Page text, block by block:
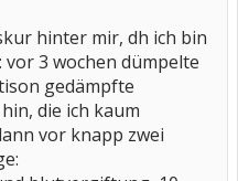
hinter mir, dh ich bin
3 wochen dümpelte
gedämpfte
die ich kaum
vor knapp zwei